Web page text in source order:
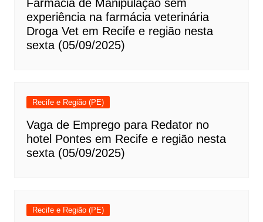
Farmácia de Manipulação sem
experiência na farmácia veterinária
Droga Vet em Recife e região nesta
sexta (05/09/2025)
Recife e Região (PE)
Vaga de Emprego para Redator no
hotel Pontes em Recife e região nesta
sexta (05/09/2025)
Recife e Região (PE)